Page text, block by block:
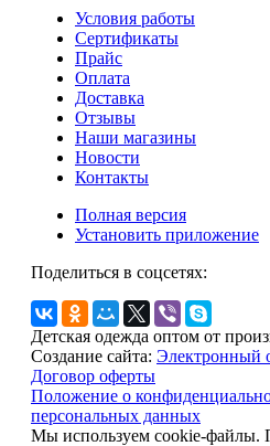
Условия работы
Сертификаты
Прайс
Оплата
Доставка
Отзывы
Наши магазины
Новости
Контакты
Полная версия
Установить приложение
Поделиться в соцсетях:
Детская одежда оптом от
Создание сайта: Электронный
Договор оферты
Положение о
персональных данных
Мы используем cookie-файлы.